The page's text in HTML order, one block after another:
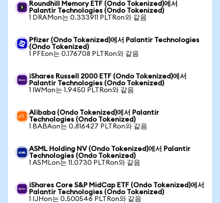
Roundhill Memory ETF (Ondo Tokenized)에서
Palantir Technologies (Ondo Tokenized)
1 DRAMon는 0.333911 PLTRon와 같음
Pfizer (Ondo Tokenized)에서 Palantir Technologies
(Ondo Tokenized)
1 PFEon는 0.176708 PLTRon와 같음
iShares Russell 2000 ETF (Ondo Tokenized)에서
Palantir Technologies (Ondo Tokenized)
1 IWMon는 1.9450 PLTRon와 같음
Alibaba (Ondo Tokenized)에서 Palantir
Technologies (Ondo Tokenized)
1 BABAon는 0.816427 PLTRon와 같음
ASML Holding NV (Ondo Tokenized)에서 Palantir
Technologies (Ondo Tokenized)
1 ASMLon는 11.0730 PLTRon와 같음
iShares Core S&P MidCap ETF (Ondo Tokenized)에서
Palantir Technologies (Ondo Tokenized)
1 IJHon는 0.500546 PLTRon와 같음